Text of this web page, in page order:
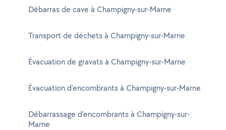
Débarras de cave à Champigny-sur-Marne
Transport de déchets à Champigny-sur-Marne
Évacuation de gravats à Champigny-sur-Marne
Évacuation d'encombrants à Champigny-sur-Marne
Débarrassage d'encombrants à Champigny-sur-
Marne